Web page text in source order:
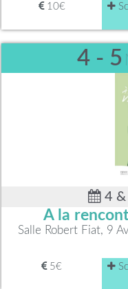
10€
4 - 5
4 &
A la
Salle Robert Fiat, 9
5€